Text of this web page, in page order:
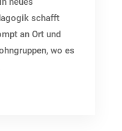
schafft
an Ort und
wo es